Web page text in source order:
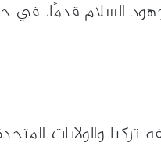
السلام قدمًا،
والولايات